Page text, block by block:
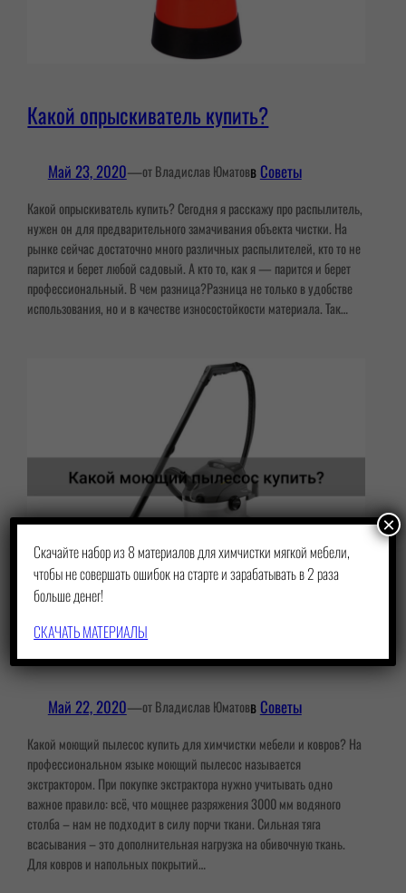
Какой опрыскиватель купить?
Май 23, 2020—от Владислав Юматовв Советы
Какой опрыскиватель купить? Сегодня я расскажу про распылитель,
нужен он для предварительного замачивания объекта чистки. На
рынке сейчас достаточно много различных распылителей, кто то не
парится и берет любой садовый. А кто то, как я — парится и берет
профессиональный. В чем разница?Разница не только в удобстве
использования, но и в качестве износостойкости материала. Так…
Какой моющий пылесос купить?
Май 22, 2020—от Владислав Юматовв Советы
Какой моющий пылесос купить для химчистки мебели и ковров? На
профессиональном языке моющий пылесос называется
экстрактором. При покупке экстрактора нужно учитывать одно
важное правило: всё, что мощнее разряжения 3000 мм водяного
столба – нам не подходит в силу порчи ткани. Сильная тяга
всасывания – это дополнительная нагрузка на обивочную ткань.
Для ковров и напольных покрытий…
Скачайте набор из 8 материалов для химчистки мягкой мебели,
чтобы не совершать ошибок на старте и зарабатывать в 2 раза
больше денег!
СКАЧАТЬ МАТЕРИАЛЫ
×